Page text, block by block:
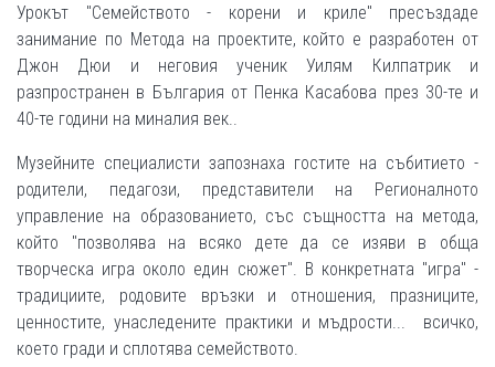
Урокът "Семейството - корени и криле" пресъздаде
занимание по Метода на проектите, който е разработен от
Джон Дюи и неговия ученик Уилям Килпатрик и
разпространен в България от Пенка Касабова през 30-те и
40-те години на миналия век..
Музейните специалисти запознаха гостите на събитието -
родители, педагози, представители на Регионалното
управление на образованието, със същността на метода,
който "позволява на всяко дете да се изяви в обща
творческа игра около един сюжет". В конкретната "игра" -
традициите, родовите връзки и отношения, празниците,
ценностите, унаследените практики и мъдрости... всичко,
което гради и сплотява семейството.